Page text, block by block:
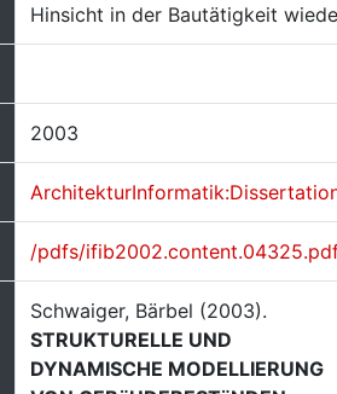
Hinsicht in der Bautätigkeit
2003
/pdfs/
Schwaiger, Bärbel (2003).
STRUKTURELLE UND
DYNAMISCHE MODELLIERUNG